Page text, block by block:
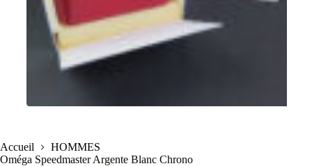
Accueil
HOMMES
Oméga Speedmaster Argente Blanc Chrono